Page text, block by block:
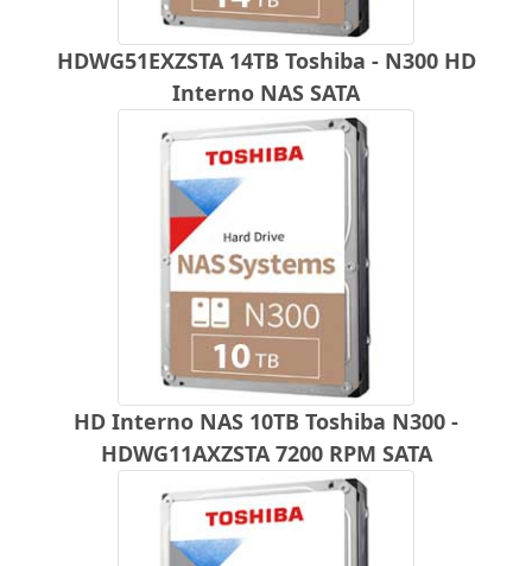
HDWG51EXZSTA 14TB Toshiba - N300 HD
Interno NAS SATA
HD Interno NAS 10TB Toshiba N300 -
HDWG11AXZSTA 7200 RPM SATA